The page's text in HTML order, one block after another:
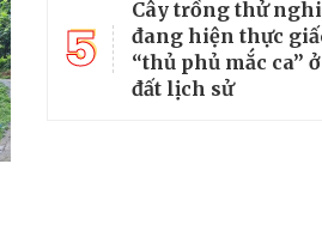
5
Cây trồng thử
đang hiện thực
“thủ phủ mắc ca”
đất lịch sử